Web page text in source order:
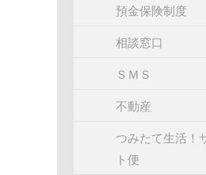
預金保険制度
相談窓口
ＳＭＳ
不動産
つみたて生活！
ト便